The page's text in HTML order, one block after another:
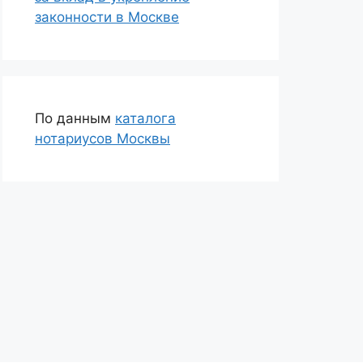
законности в Москве
По данным каталога
нотариусов Москвы